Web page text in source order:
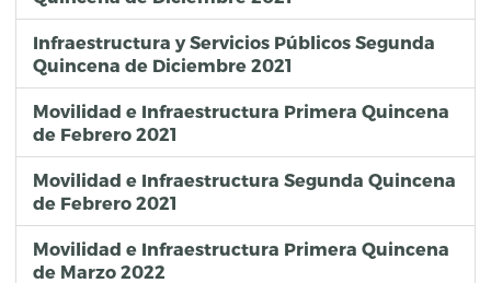
Infraestructura y Servicios Públicos Segunda
Quincena de Diciembre 2021
Movilidad e Infraestructura Primera Quincena
de Febrero 2021
Movilidad e Infraestructura Segunda Quincena
de Febrero 2021
Movilidad e Infraestructura Primera Quincena
de Marzo 2022